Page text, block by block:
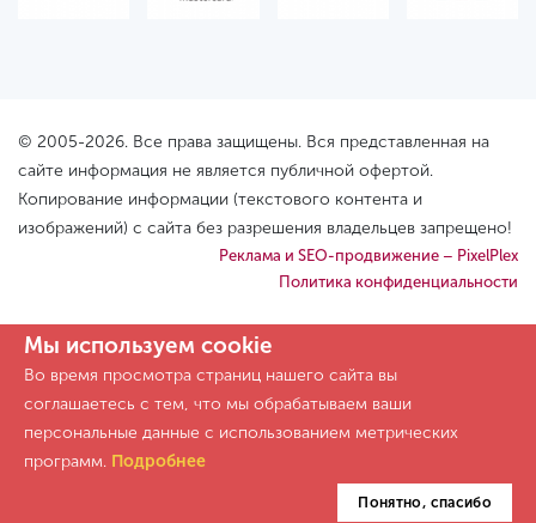
© 2005-2026. Все права защищены. Вся представленная на
сайте информация не является публичной офертой.
Копирование информации (текстового контента и
изображений) с сайта без разрешения владельцев запрещено!
Реклама и SEO-продвижение – PixelPlex
Политика конфиденциальности
Мы используем cookie
Во время просмотра страниц нашего сайта вы
соглашаетесь с тем, что мы обрабатываем ваши
персональные данные с использованием метрических
программ. Подробнее
Понятно, спасибо